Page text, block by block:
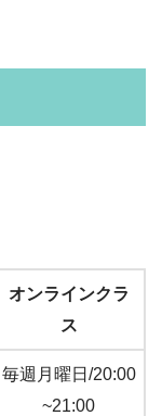
オンラインクラ
ス
毎週月曜日/20:00
~21:00